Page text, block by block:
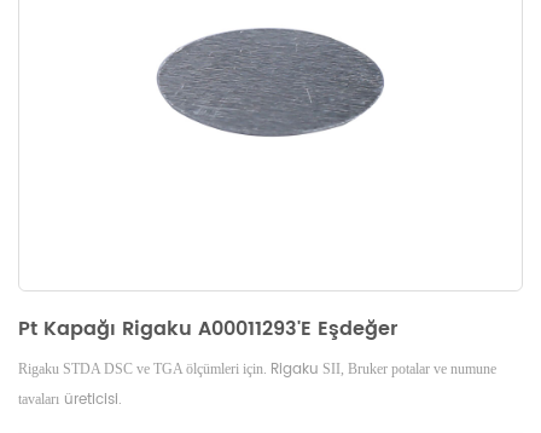
Pt Kapağı Rigaku A00011293'e Eşdeğer
Rigaku STDA DSC ve TGA ölçümleri için. Rigaku SII, Bruker potalar ve numune
tavaları üreticisi.